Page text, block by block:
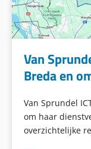
Van
Breda en
Van Sprundel
om haar
overzichtelijke